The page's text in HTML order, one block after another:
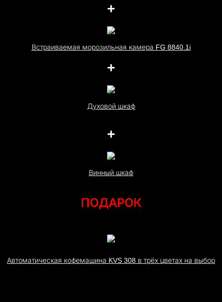
+
Встраиваемая морозильная камера FG 8840.1i
+
Духовой шкаф
+
Винный шкаф
ПОДАРОК
Автоматическая кофемашина KVS 308 в трёх цветах на выбор